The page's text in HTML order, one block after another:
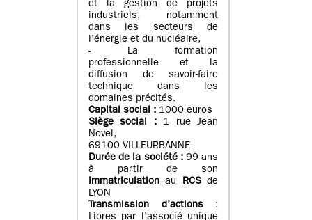
et la gestion de projets
industriels, notamment
dans les secteurs de
l’énergie et du nucléaire,
- La formation
professionnelle et la
diffusion de savoir-faire
technique dans les
domaines précités.
Capital social : 1000 euros
Siège social :1 rue Jean
Novel,
69100 VILLEURBANNE
Durée de la société :99 ans
à partir de son
immatriculation au RCSde
LYON
Transmission d’actions:
Libres par l’associé unique